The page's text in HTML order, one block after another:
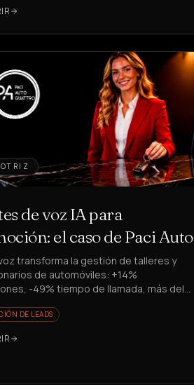
de voz IA para
el caso de Paci Auto
transforma la gestión de talleres y
de automóviles: +14%
-49% tiempo de llamada, más del
DE LEADS